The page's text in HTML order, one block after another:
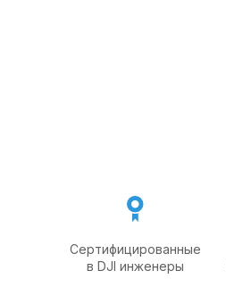
Сертифицированные
в DJI инженеры